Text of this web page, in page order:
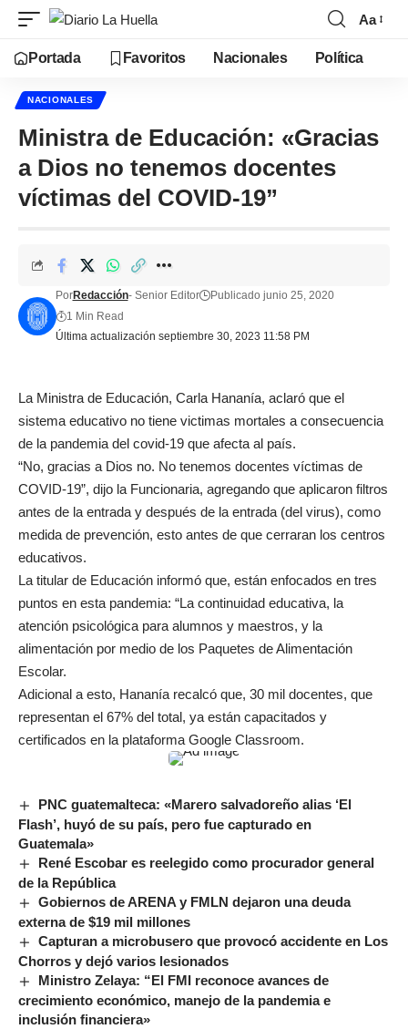
Aa
Portada Favoritos Nacionales Política
NACIONALES
Ministra de Educación: «Gracias
a Dios no tenemos docentes
víctimas del COVID-19”
Última actualización septiembre 30, 2023 11:58 PM
PorRedacción- Senior Editor
Publicado junio 25, 2020
1 Min Read
La Ministra de Educación, Carla Hananía, aclaró que el
sistema educativo no tiene victimas mortales a consecuencia
de la pandemia del covid-19 que afecta al país.
“No, gracias a Dios no. No tenemos docentes víctimas de
COVID-19”, dijo la Funcionaria, agregando que aplicaron filtros
antes de la entrada y después de la entrada (del virus), como
medida de prevención, esto antes de que cerraran los centros
educativos.
La titular de Educación informó que, están enfocados en tres
puntos en esta pandemia: “La continuidad educativa, la
atención psicológica para alumnos y maestros, y la
alimentación por medio de los Paquetes de Alimentación
Escolar.
Adicional a esto, Hananía recalcó que, 30 mil docentes, que
representan el 67% del total, ya están capacitados y
certificados en la plataforma Google Classroom.
PNC guatemalteca: «Marero salvadoreño alias ‘El
Flash’, huyó de su país, pero fue capturado en
Guatemala»
René Escobar es reelegido como procurador general
de la República
Gobiernos de ARENA y FMLN dejaron una deuda
externa de $19 mil millones
Capturan a microbusero que provocó accidente en Los
Chorros y dejó varios lesionados
Ministro Zelaya: “El FMI reconoce avances de
crecimiento económico, manejo de la pandemia e
inclusión financiera»